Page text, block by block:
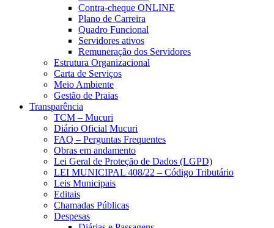
Contra-cheque ONLINE
Plano de Carreira
Quadro Funcional
Servidores ativos
Remuneração dos Servidores
Estrutura Organizacional
Carta de Serviços
Meio Ambiente
Gestão de Praias
Transparência
TCM – Mucuri
Diário Oficial Mucuri
FAQ – Perguntas Frequentes
Obras em andamento
Lei Geral de Proteção de Dados (LGPD)
LEI MUNICIPAL 408/22 – Código Tributário
Leis Municipais
Editais
Chamadas Públicas
Despesas